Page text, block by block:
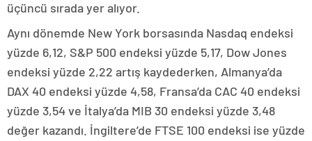
üçüncü sırada yer alıyor.
Aynı dönemde New York borsasında Nasdaq endeksi
yüzde 6,12, S&P 500 endeksi yüzde 5,17, Dow Jones
endeksi yüzde 2,22 artış kaydederken, Almanya’da
DAX 40 endeksi yüzde 4,58, Fransa’da CAC 40 endeksi
yüzde 3,54 ve İtalya’da MIB 30 endeksi yüzde 3,48
değer kazandı. İngiltere’de FTSE 100 endeksi ise yüzde